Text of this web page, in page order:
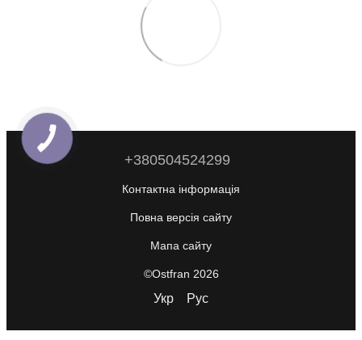
+380504524299
Контактна інформація
Повна версія сайту
Мапа сайту
©Ostfran 2026
Укр Рус